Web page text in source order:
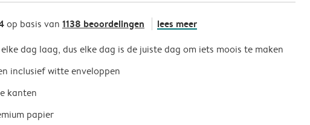
op basis van 1138 beoordelingen lees meer
dag laag, dus elke dag is de juiste dag om iets moois te maken
inclusief witte enveloppen
kanten
papier